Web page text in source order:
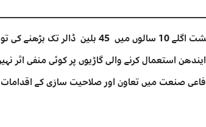
کی توقع ہے۔ جتیندر سنگھ
استعمال کرنے والی گاڑیوں پر کوئی منفی اثر
صنعت میں تعاون اور صلاحیت سازی کے اقدامات